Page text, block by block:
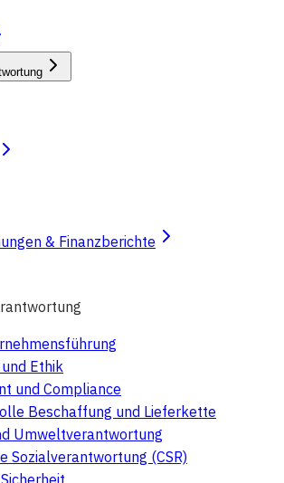
& Finanzberichte
Ethik
und Compliance
Beschaffung und Lieferkette
Umweltverantwortung
Sozialverantwortung (CSR)